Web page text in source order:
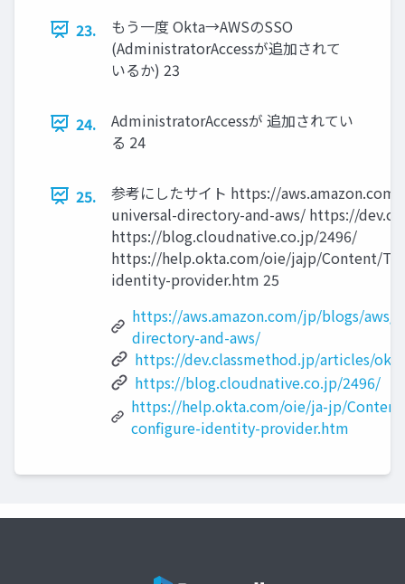
23.
もう一度 Okta→AWSのSSO
(AdministratorAccessが追加されて
いるか) 23
24.
AdministratorAccessが 追加されてい
る 24
25.
参考にしたサイト https://
universal-directory-and-aws/ https://
https://blog.cloudnative.co.jp/2496/
https://help.okta.com/oie/jajp/Content/
identity-provider.htm 25
https://aws.amazon.com/jp/blogs/aws/
directory-and-aws/
https://dev.classmethod.jp/articles/
https://blog.cloudnative.co.jp/2496/
https://help.okta.com/oie/ja-jp/
configure-identity-provider.htm